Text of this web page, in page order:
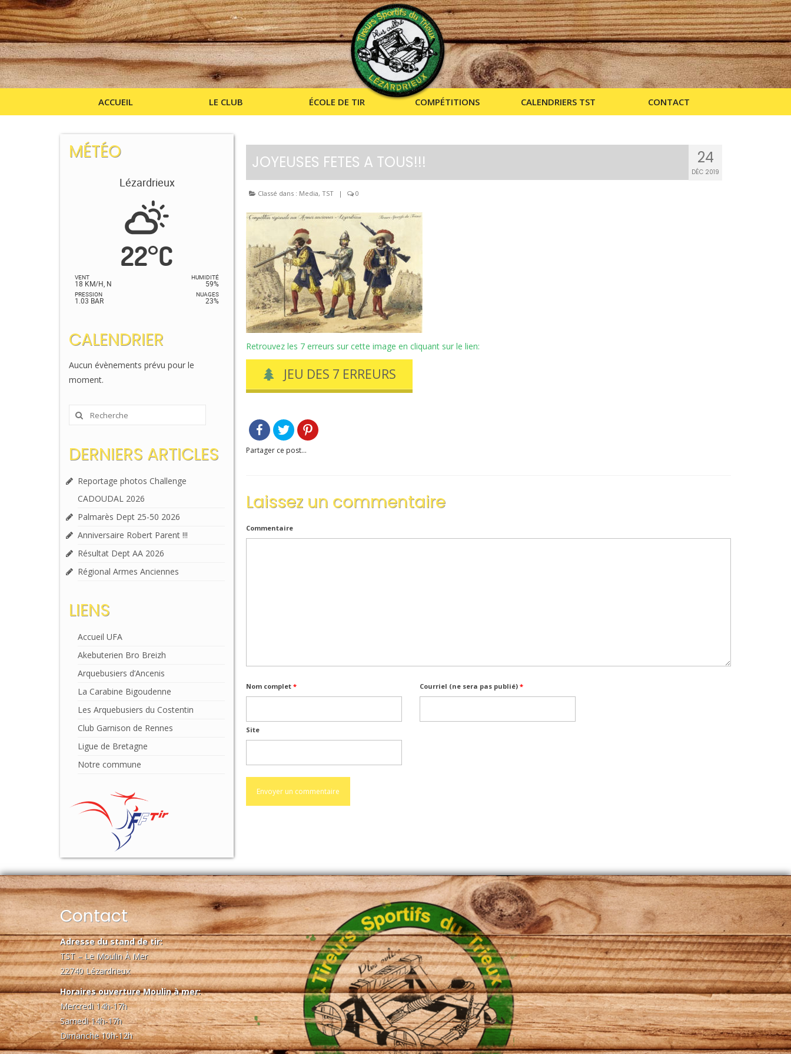
ACCUEIL LE CLUB ÉCOLE DE TIR COMPÉTITIONS CALENDRIERS TST CONTACT
24
DÉC 2019
JOYEUSES FETES A TOUS!!!
Classé dans : Media, TST | 0
Retrouvez les 7 erreurs sur cette image en cliquant sur le lien:
JEU DES 7 ERREURS
Partager ce post...
Laissez un commentaire
Commentaire
Nom complet * Courriel (ne sera pas publié) *
Site
MÉTÉO
Lézardrieux
22°C
VENT
18 KM/H, N
PRESSION
1.03 BAR
HUMIDITÉ
59%
NUAGES
23%
CALENDRIER
Aucun évènements prévu pour le
moment.
Rechercher
:
DERNIERS ARTICLES
Reportage photos Challenge
CADOUDAL 2026
Palmarès Dept 25-50 2026
Anniversaire Robert Parent !!!
Résultat Dept AA 2026
Régional Armes Anciennes
LIENS
Accueil UFA
Akebuterien Bro Breizh
Arquebusiers d’Ancenis
La Carabine Bigoudenne
Les Arquebusiers du Costentin
Club Garnison de Rennes
Ligue de Bretagne
Notre commune
Contact
Adresse du stand de tir:
TST – Le Moulin À Mer
22740 Lézardrieux
Horaires ouverture Moulin à mer:
Mercredi 14h-17h
Samedi 14h-17h
Dimanche 10h-12h